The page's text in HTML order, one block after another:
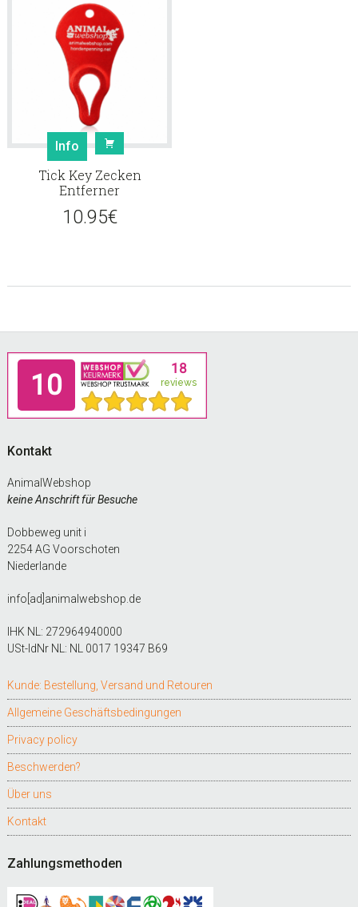
Info
Tick Key Zecken
Entferner
10.95€
Footer
Kontakt
AnimalWebshop
keine Anschrift für Besuche
Dobbeweg unit i
2254 AG Voorschoten
Niederlande
info[ad]animalwebshop.de
IHK NL: 272964940000
USt-IdNr NL: NL 0017 19347 B69
Kunde: Bestellung, Versand und Retouren
Allgemeine Geschäftsbedingungen
Privacy policy
Beschwerden?
Über uns
Kontakt
Zahlungsmethoden